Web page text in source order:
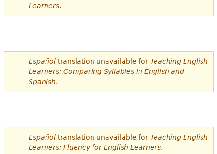
Learners.
Españoltranslation unavailable for Teaching English
Learners: Comparing Syllables in English and
Spanish.
Españoltranslation unavailable for Teaching English
Learners: Fluency for English Learners.